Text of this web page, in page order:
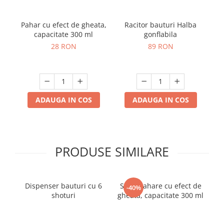
Pahar cu efect de gheata,
capacitate 300 ml
28 RON
ADAUGA IN COS
Racitor bauturi Halba
gonflabila
89 RON
ADAUGA IN COS
PRODUSE SIMILARE
Dispenser bauturi cu 6
shoturi
-40%
Set 4 pahare cu efect de
gheata, capacitate 300 ml